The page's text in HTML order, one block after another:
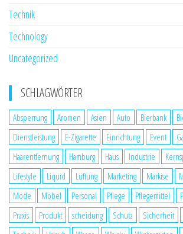
Technik
Technology
Uncategorized
SCHLAGWÖRTER
Absperrung Aromen Asien Auto Bierbank
Dienstleistung
E-Zigarette Einrichtung Event
Haarentfernung
Hamburg Haus Industrie
Lifestyle
Liquid Lüftung Marketing Markise
Mode
Möbel Personal Pflege Pflegemittel
Praxis
Produkt scheidung Schutz Sicherheit